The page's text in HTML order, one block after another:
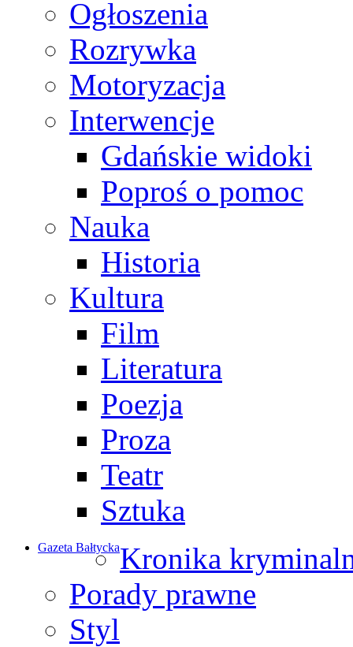
Ogłoszenia
Rozrywka
Motoryzacja
Interwencje
Gdańskie widoki
Poproś o pomoc
Nauka
Historia
Kultura
Film
Literatura
Poezja
Proza
Teatr
Sztuka
Gazeta BałtyckaKronika
Porady prawne
Styl